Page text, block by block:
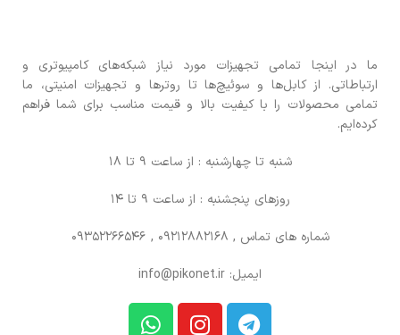
ما در اینجا تمامی تجهیزات مورد نیاز شبکه‌های کامپیوتری و
ارتباطاتی. از کابل‌ها و سوئیچ‌ها تا روترها و تجهیزات امنیتی، ما
تمامی محصولات را با کیفیت بالا و قیمت مناسب برای شما فراهم
کرده‌ایم.
شنبه تا چهارشنبه : از ساعت 9 تا 18
روزهای پنجشنبه : از ساعت 9 تا 14
شماره های تماس , 09212882168 , 09352266546
ایمیل: info@pikonet.ir